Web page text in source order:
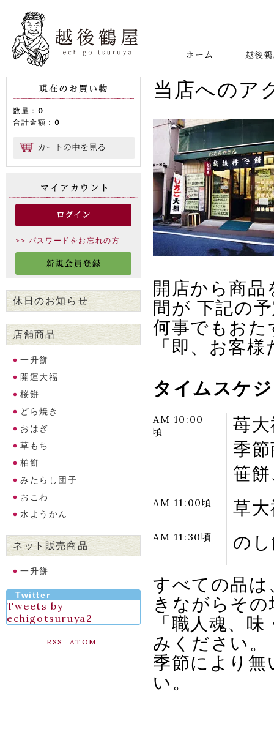
当店へのア
開店から商
間が 下記の
何事でもお
「即、お客
タイムスケ
AM 10:00
頃
苺
季
笹
AM 11:00頃 草
AM 11:30頃
の
すべての品
きながらそ
「職人魂、
みください。
季節により
い。
数量： 0
合計金額： 0
>> パスワードをお忘れの方
休日のお知らせ
店舗商品
一升餅
開運大福
桜餅
どら焼き
おはぎ
草もち
柏餅
みたらし団子
おこわ
水ようかん
ネット販売商品
一升餅
Twitter
Tweets by
echigotsuruya2
RSS ATOM